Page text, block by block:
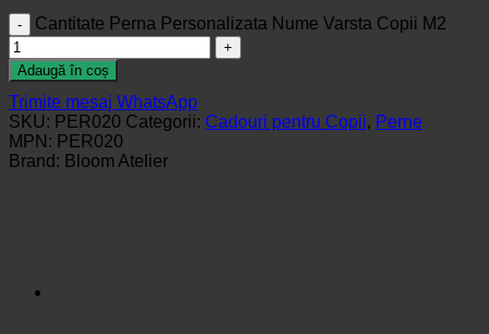
Cantitate Perna Personalizata Nume Varsta Copii M2
Adaugă în coș
Trimite mesaj WhatsApp
SKU: PER020 Categorii: Cadouri pentru Copii, Perne
MPN: PER020
Brand: Bloom Atelier